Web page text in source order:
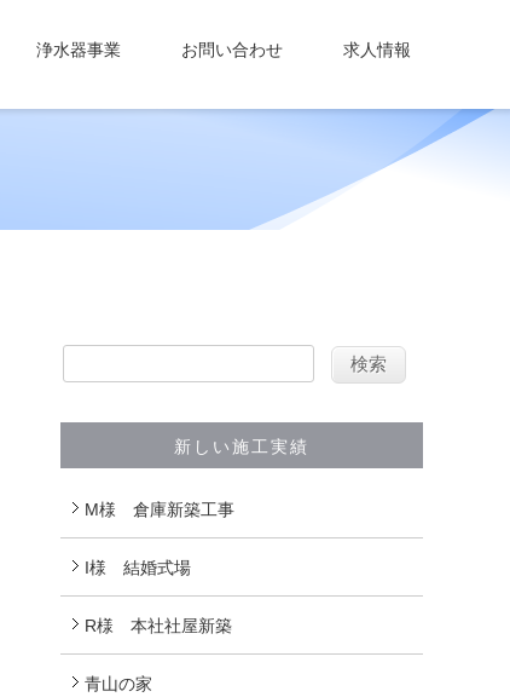
浄水器事業 お問い合わせ 求人情報
新しい施工実績
M様 倉庫新築工事
I様 結婚式場
R様 本社社屋新築
青山の家